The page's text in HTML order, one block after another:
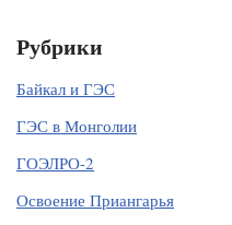
Рубрики
Байкал и ГЭС
ГЭС в Монголии
ГОЭЛРО-2
Освоение Приангарья